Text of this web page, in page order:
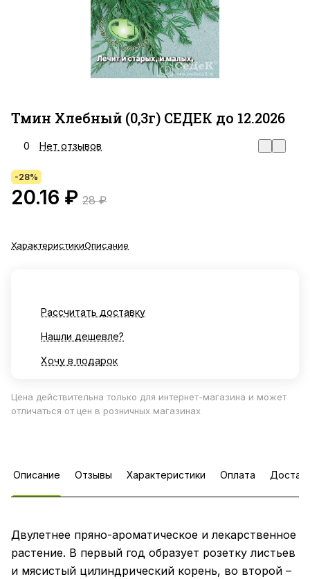
Тмин Хлебный (0,3г) СЕДЕК до 12.2026
0 Нет отзывов
-28%
20.16 ₽ 28 ₽
ХарактеристикиОписание
Рассчитать доставку
Нашли дешевле?
Хочу в подарок
Цена действительна только для интернет-магазина и может
отличаться от цен в розничных магазинах
Описание Отзывы Характеристики Оплата
Двулетнее пряно-ароматическое и лекарственное
растение. В первый год образует розетку листьев
и мясистый цилиндрический корень, во второй –